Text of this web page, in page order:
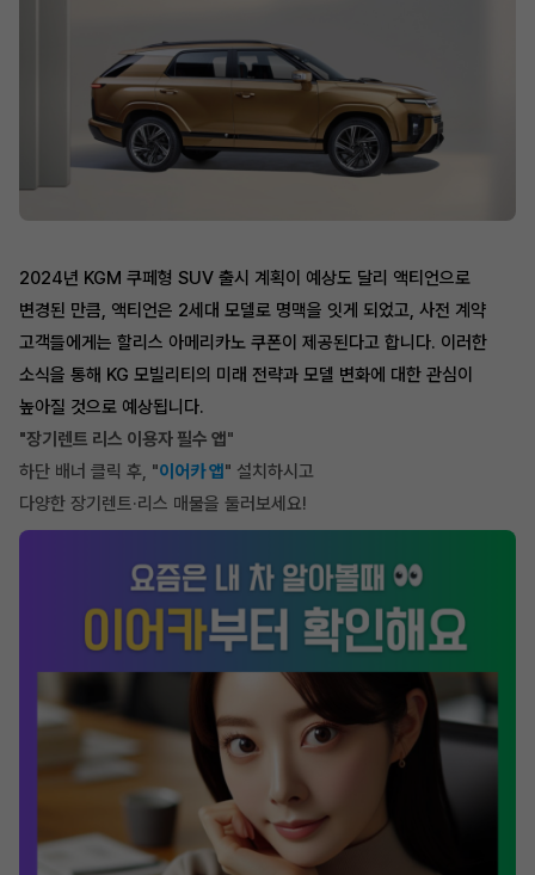
2024년 KGM 쿠페형 SUV 출시 계획이 예상도 달리 액티언으로
변경된 만큼, 액티언은 2세대 모델로 명맥을 잇게 되었고, 사전 계약
고객들에게는 할리스 아메리카노 쿠폰이 제공된다고 합니다. 이러한
소식을 통해 KG 모빌리티의 미래 전략과 모델 변화에 대한 관심이
높아질 것으로 예상됩니다.
"장기렌트 리스 이용자 필수 앱 "
하단 배너 클릭 후, "이어카 앱" 설치하시고
다양한 장기렌트·리스 매물을 둘러보세요!